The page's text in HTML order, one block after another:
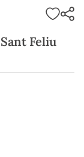
Feliu